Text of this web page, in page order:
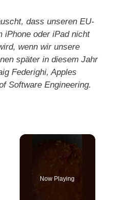
dass unseren EU-
iPhone oder iPad nicht
wenn wir unsere
später in diesem Jahr
Federighi, Apples
Software Engineering.
Now Playing